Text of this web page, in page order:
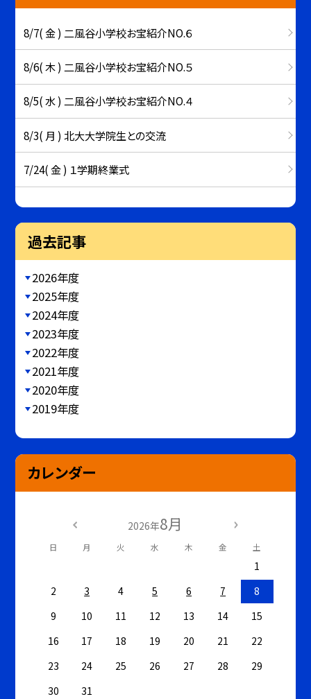
8/7( 金 ) 二風谷小学校お宝紹介NO.６
8/6( 木 ) 二風谷小学校お宝紹介NO.５
8/5( 水 ) 二風谷小学校お宝紹介NO.４
8/3( 月 ) 北大大学院生との交流
7/24( 金 ) １学期終業式
過去記事
2026年度
2025年度
2024年度
2023年度
2022年度
2021年度
2020年度
2019年度
カレンダー
2026年8月
日 月 火 水 木 金 土
1
2
3 4 5 6 7
8
9
10 11 12 13 14
15
16
17 18 19 20 21
22
23
24 25 26 27 28
29
30
31